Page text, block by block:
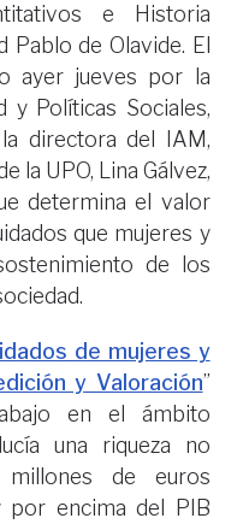
e Historia
Pablo de Olavide. El
ayer jueves por la
y Políticas Sociales,
directora del IAM,
la UPO, Lina Gálvez,
determina el valor
que mujeres y
de los
de mujeres y
y Valoración”
en el ámbito
una riqueza no
millones de euros
por encima del PIB